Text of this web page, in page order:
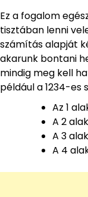
Ez a fogalom
tisztában lenni
számítás alapját
akarunk bontani
mindig meg kell
például a 1234-es
Az 1
A 2
A 3
A 4